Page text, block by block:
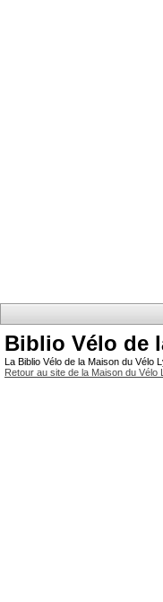
Biblio Vélo de
La Biblio Vélo de la Maison du
Retour au site de la Maison du Vélo